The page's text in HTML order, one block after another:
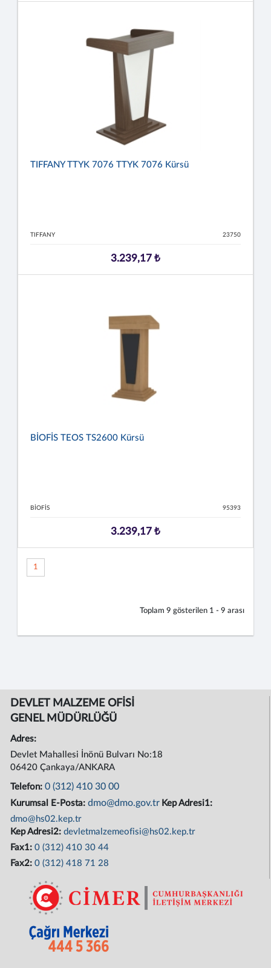
TIFFANY TTYK 7076 TTYK 7076 Kürsü
TIFFANY 23750
3.239,17 ₺
BİOFİS TEOS TS2600 Kürsü
BİOFİS 95393
3.239,17 ₺
1
Toplam 9 gösterilen 1 - 9 arası
DEVLET MALZEME OFİSİ
GENEL MÜDÜRLÜĞÜ
Adres:
Devlet Mahallesi İnönü Bulvarı No:18
06420 Çankaya/ANKARA
Telefon:0 (312) 410 30 00
Kurumsal E-Posta:dmo@dmo.gov.tr Kep Adresi1:
dmo@hs02.kep.tr
Kep Adresi2:devletmalzemeofisi@hs02.kep.tr
Fax1:0 (312) 410 30 44
Fax2:0 (312) 418 71 28